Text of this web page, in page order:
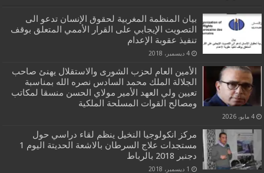
بيان المنظمة المغربية لحقوق الإنسان تدعو الى
التصويت الإيجابي على القرار الأممي المتعلق بوقف
تنفيذ عقوبة الإعدام
4 ديسمبر، 2018
الأمين العام لحزب الشورى والاستقلال يهنئ صاحب
الجلالة الملك محمد السادس نصره الله بمناسبة
تعيين ولي العهد الأمير مولاي الحسن منسقا لمكاتب
ومصالح القوات المسلحة الملكية
4 مايو، 2026
مركز انكولوجيا النخيل ينظم لقاء دراسي حول
مستجدات علاج السرطان بالاشعة الحديتة اليوم 1
دجنبر 2018 بالرباط
1 ديسمبر، 2018